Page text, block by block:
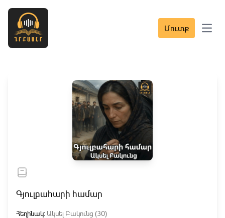
Մուտք Open
Գյուլբահարի համար
Հեղինակ: Ակսել Բակունց (30)